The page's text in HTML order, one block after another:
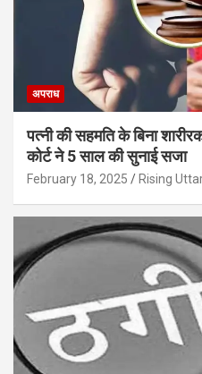
अपराध
पत्नी की सहमति के बिना
कोर्ट ने 5 साल की सुनाई सजा
February 18, 2025 Rising